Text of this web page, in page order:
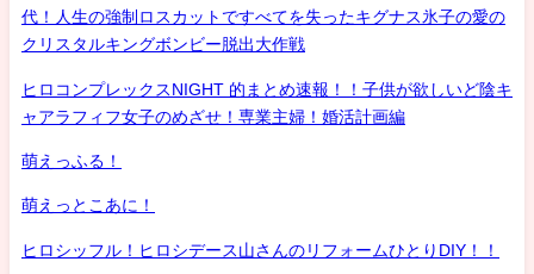
代！人生の強制ロスカットですべてを失ったキグナス氷子の愛の
クリスタルキングボンビー脱出大作戦
ヒロコンプレックスNIGHT 的まとめ速報！！子供が欲しいど陰キ
ャアラフィフ女子のめざせ！専業主婦！婚活計画編
萌えっふる！
萌えっとこあに！
ヒロシッフル！ヒロシデース山さんのリフォームひとりDIY！！